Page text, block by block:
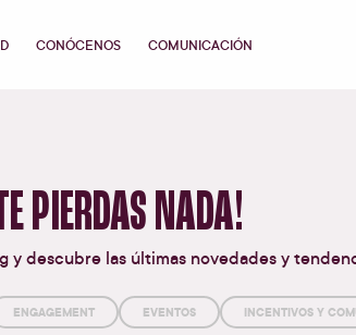
CONÓCENOS COMUNICACIÓN
PIERDAS NADA!
y descubre las últimas novedades y
ENGAGEMENT EVENTOS INCENTIVOS Y